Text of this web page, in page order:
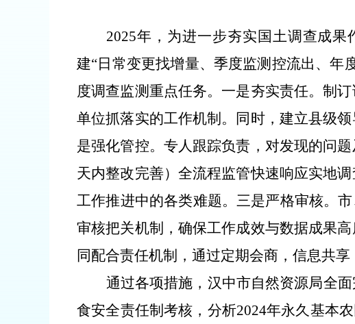
2025年 ，为进一步夯实国土调查成
建“日常变更找增量、季度监测控流出、年
度调查监测重点任务。 一是夯实责任。制
单位抓落实的工作机制。同时，建立县级领
是强化管控。 专人跟踪负责，对发现的问
天内整改完善）全流程监管快速响应实地
工作推进中的各类难题。三是严格审核。
审核把关机制，确保工作成效与数据成果高
同配合责任机制，通过定期会商，信息共
通过各项措施，汉中市自然资源局全
食安全责任制考核，分析2024年永久基本